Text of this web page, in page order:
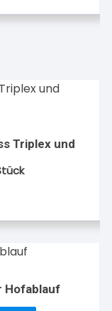
Triplex und
Hofablauf